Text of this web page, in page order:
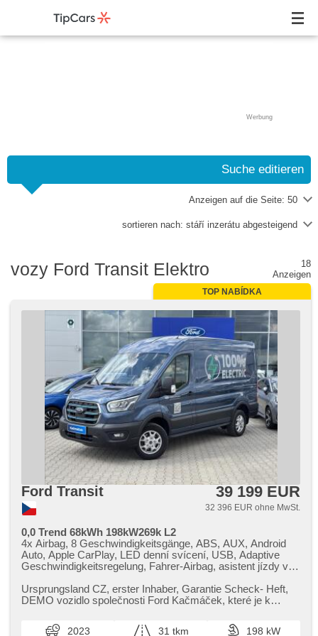
Werbung
Suche editieren
Anzeigen auf die Seite: 50
sortieren nach: stáří inzerátu abgesteigend
vozy Ford Transit Elektro
18
Anzeigen
TOP NABÍDKA
Ford Transit 39 199 EUR
32 396 EUR ohne MwSt.
0,0 Trend 68kWh 198kW269k L2
4x Airbag, 8 Geschwindigkeitsgänge, ABS, AUX, Android
Auto, Apple CarPlay, LED denní svícení, USB, Adaptive
Geschwindigkeitsregelung, Fahrer-Airbag, asistent jízdy v
Klimaautomatik, Automatikgetriebe, automatické přepínání
dálkových světel, Autoradio, Bluetooth, Zentralverriegelung
Leuchten, digitální příjem rádia (DAB), El. Vorderscheiben,
Ursprungsland CZ,​ erster Inhaber,​ Garantie Scheck​- Heft,​
DEMO vozidlo společnosti Ford Kačmáček,​ které je k
2023 31 tkm
198 kW